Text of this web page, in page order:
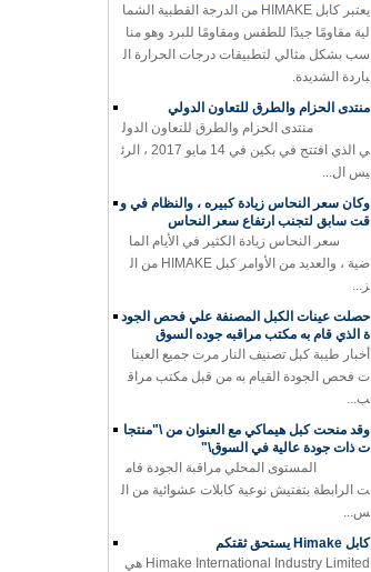
يعتبر كابل HIMAKE من الدرجة القطبية الشما
لية مقاومًا جيدًا للطقس ومقاومًا للبرد وهو منا
سب بشكل مثالي لتطبيقات درجات الحرارة ال
باردة الشديدة.
منتدى الحزام والطرق للتعاون الدولي
منتدى الحزام والطرق للتعاون الدول
ي الذي افتتح في بكين في 14 مايو 2017 ، الرئ
يس ال...
وكان سعر النحاس زيادة كبيره ، والنظام في و
قت سابق لتجنب ارتفاع سعر النحاس
سعر النحاس زيادة الكثير في الأيام الما
ضية ، والعديد من الأوامر كبل HIMAKE من ال
ز...
حصلت عينات الكبل المصنفة علي فحص الجود
ة الذي قام به مكتب مراقبه جوده السوق
أخبار طيبة كبل تصنيف النار مرت جميع العينا
ت فحص الجودة القيام به من قبل مكتب مراق
ب...
وقد منحت كبل هيماكي مع العنوان من \"منتجا
ت ذات جودة عالية في السوق\"
المستوى المحلي مراقبة الجودة قام
ت الرابطة بتفتيش نوعية كابلات عشوائية من ال
س...
كابل Himake يستحق ثقتكم
Himake International Industry Limited هي